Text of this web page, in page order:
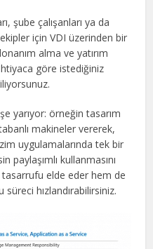
şube çalışanları ya da
için VDI üzerinden bir
alma ve yatırım
göre istediğiniz
yarıyor: örneğin tasarım
makineler vererek,
uygulamalarında tek bir
paylaşımlı kullanmasını
elde eder hem de
hızlandırabilirsiniz.